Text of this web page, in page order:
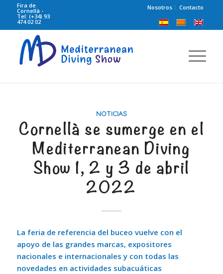
Nosotros Contacto
Fira de
Cornellà -
Tel: (+34) 93
474 02 02
NOTICIAS
Cornellà se sumerge en el
Mediterranean Diving
Show 1, 2 y 3 de abril
2022
La feria de referencia del buceo vuelve con el
apoyo de las grandes marcas, expositores
nacionales e internacionales y con todas las
novedades en actividades subacuáticas